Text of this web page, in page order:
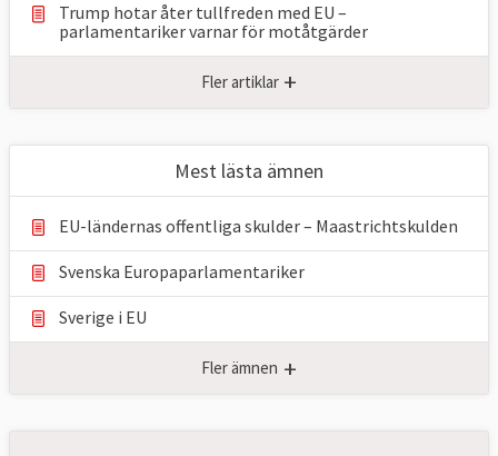
Trump hotar åter tullfreden med EU –
parlamentariker ⁠varnar för motåtgärder
Fler artiklar +
Mest lästa ämnen
EU-ländernas offentliga skulder – Maastrichtskulden
Svenska Europaparlamentariker
Sverige i EU
Fler ämnen +